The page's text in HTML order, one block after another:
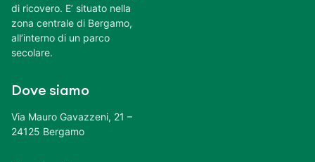
di ricovero. E’ situato nella
zona centrale di Bergamo,
all’interno di un parco
secolare.
Dove siamo
Via Mauro Gavazzeni, 21 –
24125 Bergamo